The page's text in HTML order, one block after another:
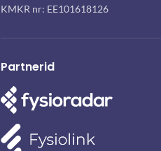
KMKR nr: EE101618126
Partnerid